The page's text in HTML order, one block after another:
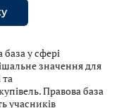
у сфері
значення для
Правова база
учасників